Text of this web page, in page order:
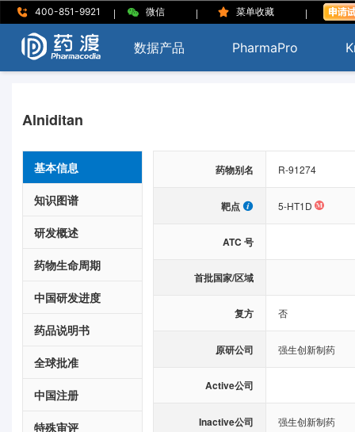
400-851-9921 | 微信 | 菜单收藏 |
数据产品 PharmaPro
Alniditan
基本信息
知识图谱
研发概述
药物生命周期
中国研发进度
药品说明书
全球批准
中国注册
特殊审评
药物别名 R-91274
靶点 5-HT1D
ATC 号
首批国家/区域
复方 否
原研公司 强生创新制药
Active公司
Inactive公司 强生创新制药